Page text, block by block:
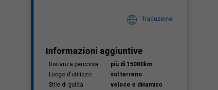
Traduzione
Informazioni aggiuntive
Distanza percorsa:
più di 15000km
Luogo d'utilizzo:
sul terreno
Stile di guida:
veloce e dinamico